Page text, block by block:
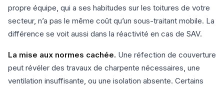
propre équipe, qui a ses habitudes sur les toitures de votre
secteur, n’a pas le même coût qu’un sous-traitant mobile. La
différence se voit aussi dans la réactivité en cas de SAV.
La mise aux normes cachée. Une réfection de couverture
peut révéler des travaux de charpente nécessaires, une
ventilation insuffisante, ou une isolation absente. Certains